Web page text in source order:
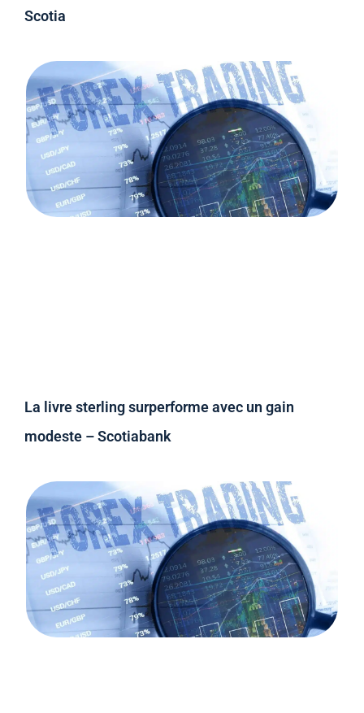
Scotia
La livre sterling surperforme avec un gain
modeste – Scotiabank